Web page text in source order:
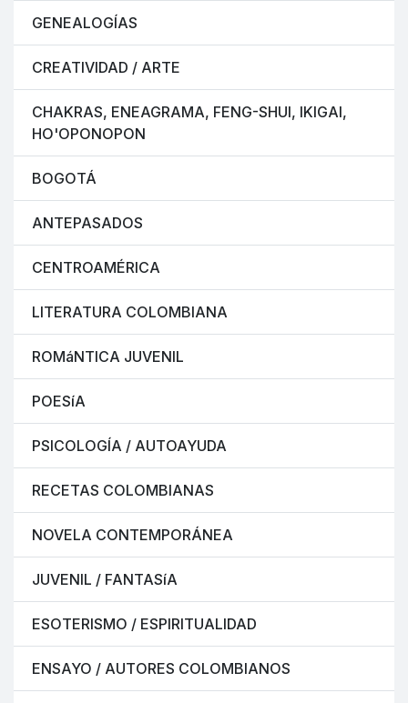
GENEALOGÍAS
CREATIVIDAD / ARTE
CHAKRAS, ENEAGRAMA, FENG-SHUI, IKIGAI,
HO'OPONOPON
BOGOTÁ
ANTEPASADOS
CENTROAMÉRICA
LITERATURA COLOMBIANA
ROMáNTICA JUVENIL
POESíA
PSICOLOGÍA / AUTOAYUDA
RECETAS COLOMBIANAS
NOVELA CONTEMPORÁNEA
JUVENIL / FANTASíA
ESOTERISMO / ESPIRITUALIDAD
ENSAYO / AUTORES COLOMBIANOS